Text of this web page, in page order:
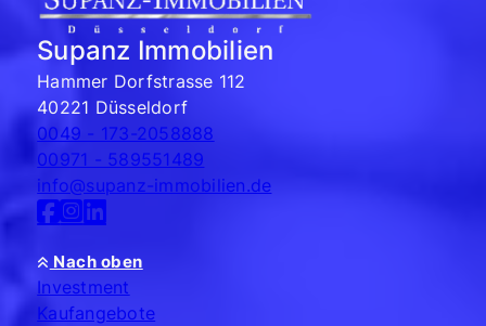
Supanz Immobilien
Hammer Dorfstrasse 112
40221 Düsseldorf
0049 - 173-2058888
00971 - 589551489
info@supanz-immobilien.de
Nach oben
Investment
Kaufangebote